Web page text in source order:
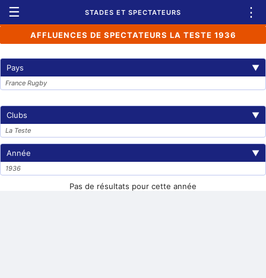
☰ STADES ET SPECTATEURS ⋮
AFFLUENCES DE SPECTATEURS LA TESTE 1936
Pays ▼
France Rugby
Clubs ▼
La Teste
Année ▼
1936
Pas de résultats pour cette année